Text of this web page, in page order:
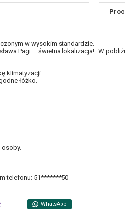
w wysokim standardzie.
Pagi – świetna lokalizacja! W
klimatyzacji.
łóżko.
osoby.
telefonu: 51*******50
WhatsApp